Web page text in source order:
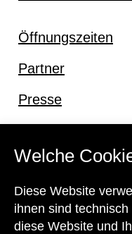
Welche
Diese Website
ihnen sind
diese Website und
Öffnungszeiten
Partner
Presse
Kontakt